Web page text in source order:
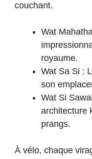
couchant.
Wat
royaume.
Wat Sa Si :
son
Wat Si
architecture
prangs.
À vélo, chaque